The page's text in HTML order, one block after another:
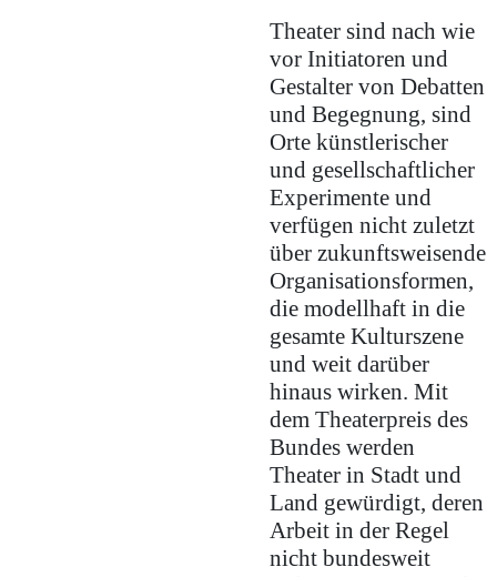
Theater sind nach wie
vor Initiatoren und
Gestalter von Debatten
und Begegnung, sind
Orte künstlerischer
und gesellschaftlicher
Experimente und
verfügen nicht zuletzt
über zukunftsweisende
Organisationsformen,
die modellhaft in die
gesamte Kulturszene
und weit darüber
hinaus wirken. Mit
dem Theaterpreis des
Bundes werden
Theater in Stadt und
Land gewürdigt, deren
Arbeit in der Regel
nicht bundesweit